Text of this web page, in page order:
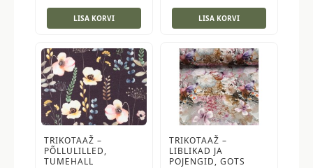
LISA KORVI
oli:
9,90 €.
is:
7,50 €.
LISA KORVI
TRIKOTAAŽ –
PÕLLULILLED,
TUMEHALL
TRIKOTAAŽ –
LIBLIKAD JA
POJENGID, GOTS